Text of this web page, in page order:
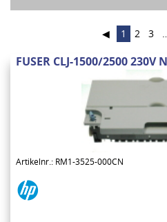
◀ 1 2 3
FUSER CLJ-1500/2500 230V
Artikelnr.: RM1-3525-000CN